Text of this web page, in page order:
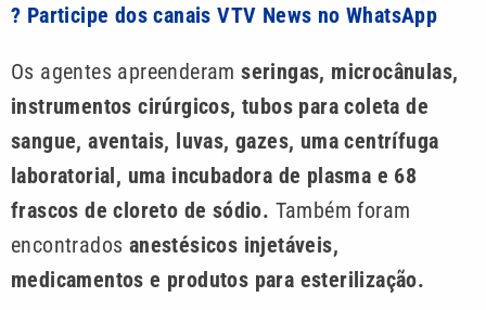
? Participe dos canais VTV News no WhatsApp
Os agentes apreenderam seringas, microcânulas,
instrumentos cirúrgicos, tubos para coleta de
sangue, aventais, luvas, gazes, uma centrífuga
laboratorial, uma incubadora de plasma e 68
frascos de cloreto de sódio. Também foram
encontrados anestésicos injetáveis,
medicamentos e produtos para esterilização.